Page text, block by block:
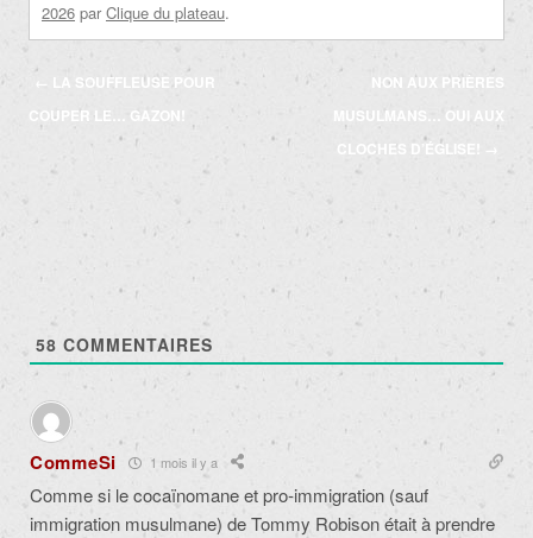
2026 par Clique du plateau.
Navigation
des
← LA SOUFFLEUSE POUR
COUPER LE… GAZON!
NON AUX PRIÈRES
MUSULMANS… OUI AUX
CLOCHES D’ÉGLISE!
→
58 COMMENTAIRES
CommeSi 1 mois il y a
Comme si le cocaïnomane et pro-immigration (sauf
immigration musulmane) de Tommy Robison était à prendre